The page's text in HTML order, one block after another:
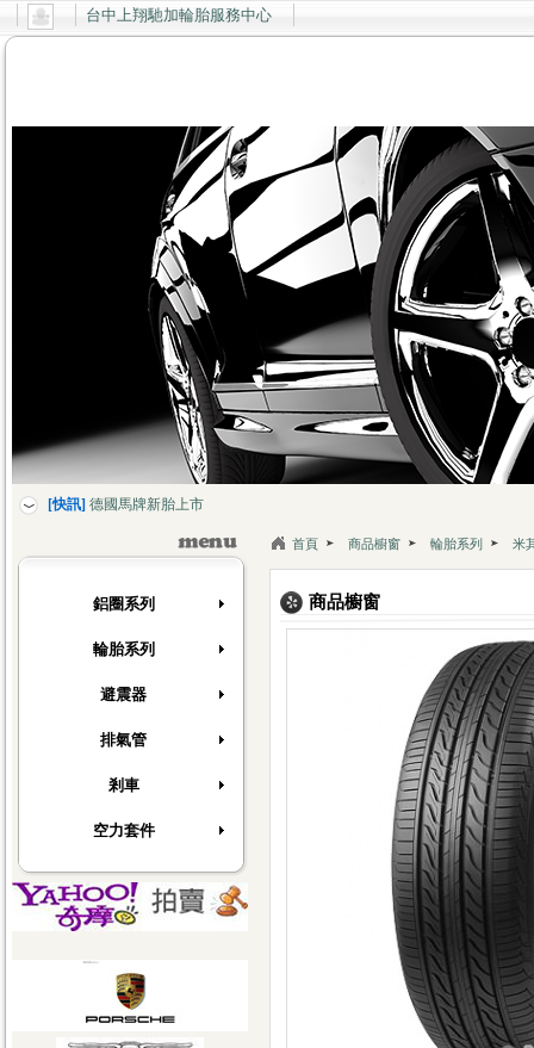
台中上翔馳加輪胎服務中心
上翔輪胎服務中心全新網站開幕了~
[快訊] 德國馬牌新胎上市
上翔輪胎服務中心全新網站開幕了~
上翔輪胎服務中心全新網站開幕了~
鋁圈系列
輪胎系列
避震器
排氣管
剎車
空力套件
首頁 商品櫥窗 輪胎系列 米
商品櫥窗